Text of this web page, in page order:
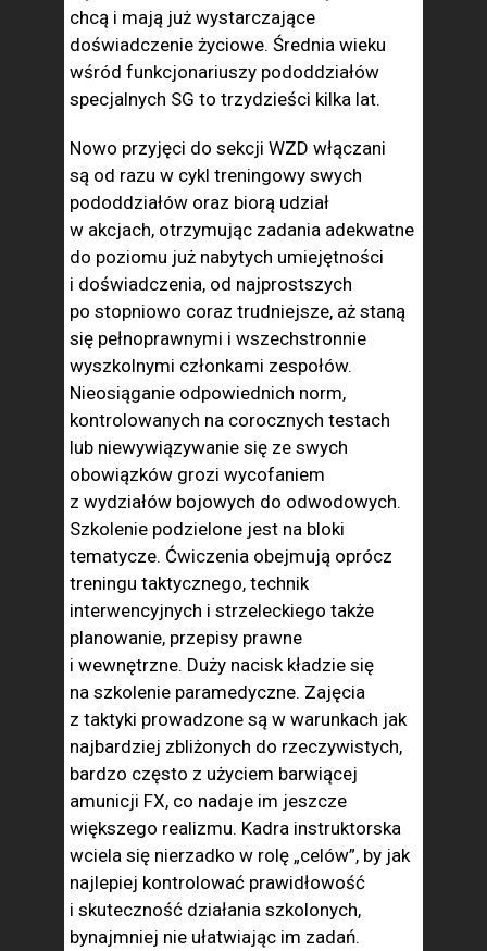
chcą i mają już wystarczające
doświadczenie życiowe. Średnia wieku
wśród funkcjonariuszy pododdziałów
specjalnych SG to trzydzieści kilka lat.
Nowo przyjęci do sekcji WZD włączani
są od razu w cykl treningowy swych
pododdziałów oraz biorą udział
w akcjach, otrzymując zadania adekwatne
do poziomu już nabytych umiejętności
i doświadczenia, od najprostszych
po stopniowo coraz trudniejsze, aż staną
się pełnoprawnymi i wszechstronnie
wyszkolnymi członkami zespołów.
Nieosiąganie odpowiednich norm,
kontrolowanych na corocznych testach
lub niewywiązywanie się ze swych
obowiązków grozi wycofaniem
z wydziałów bojowych do odwodowych.
Szkolenie podzielone jest na bloki
tematycze. Ćwiczenia obejmują oprócz
treningu taktycznego, technik
interwencyjnych i strzeleckiego także
planowanie, przepisy prawne
i wewnętrzne. Duży nacisk kładzie się
na szkolenie paramedyczne. Zajęcia
z taktyki prowadzone są w warunkach jak
najbardziej zbliżonych do rzeczywistych,
bardzo często z użyciem barwiącej
amunicji FX, co nadaje im jeszcze
większego realizmu. Kadra instruktorska
wciela się nierzadko w rolę „celów”, by jak
najlepiej kontrolować prawidłowość
i skuteczność działania szkolonych,
bynajmniej nie ułatwiając im zadań.